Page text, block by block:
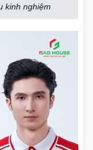
kinh nghiệm